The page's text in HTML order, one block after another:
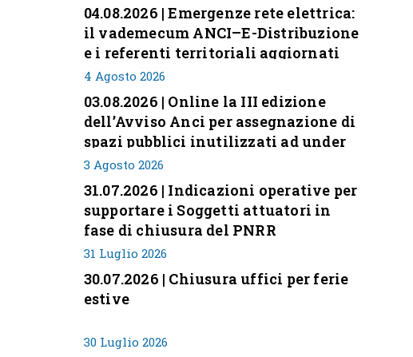
04.08.2026 | Emergenze rete elettrica:
il vademecum ANCI–E-Distribuzione
e i referenti territoriali aggiornati
4 Agosto 2026
03.08.2026 | Online la III edizione
dell’Avviso Anci per assegnazione di
spazi pubblici inutilizzati ad under
35
3 Agosto 2026
31.07.2026 | Indicazioni operative per
supportare i Soggetti attuatori in
fase di chiusura del PNRR
31 Luglio 2026
30.07.2026 | Chiusura uffici per ferie
estive
30 Luglio 2026